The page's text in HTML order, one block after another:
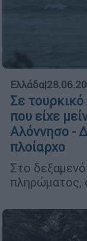
Ελλάδα|
Σε τουρκικό
που είχε
Αλόννησο -
πλοίαρχο
Στο
πληρώματος,